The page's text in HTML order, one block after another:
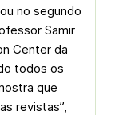
no segundo
Samir
Center da
todos os
que
revistas”,